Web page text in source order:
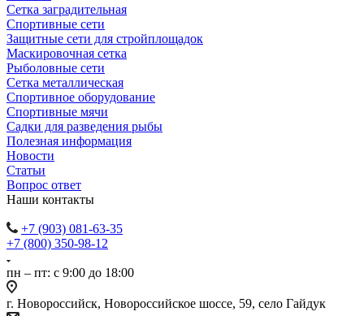
Сетка заградительная
Спортивные сети
Защитные сети для стройплощадок
Маскировочная сетка
Рыболовные сети
Сетка металлическая
Спортивное оборудование
Спортивные мячи
Садки для разведения рыбы
Полезная информация
Новости
Статьи
Вопрос ответ
Наши контакты
+7 (903) 081-63-35
+7 (800) 350-98-12
пн – пт: с 9:00 до 18:00
г. Новороссийск, Новороссийское шоссе, 59, село Гайдук